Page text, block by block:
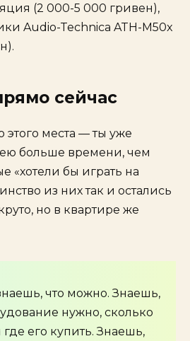
(2 000-5 000 гривен),
Audio-Technica ATH-M50x
сейчас
этого места — ты уже
больше времени, чем
«хотели бы играть на
из них так и остались
но в квартире же
что можно. Знаешь,
нужно, сколько
где его купить. Знаешь,